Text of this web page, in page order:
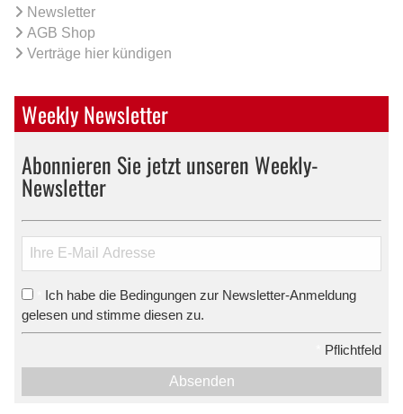
Newsletter
AGB Shop
Verträge hier kündigen
Weekly Newsletter
Abonnieren Sie jetzt unseren Weekly-
Newsletter
Ich habe die Bedingungen zur Newsletter-Anmeldung
gelesen und stimme diesen zu.
Pflichtfeld
Absenden